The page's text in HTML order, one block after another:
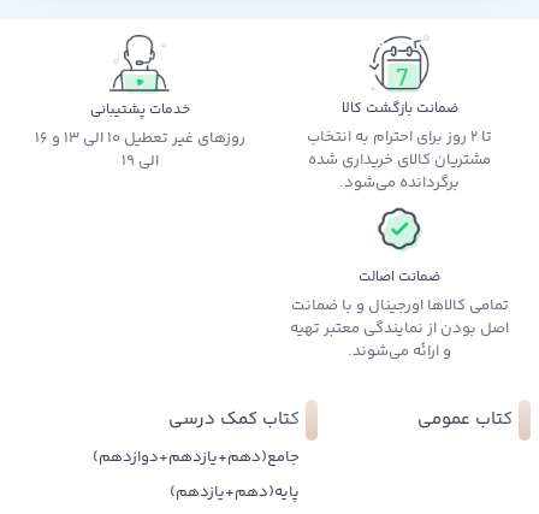
ضمانت بازگشت کالا
تا 2 روز برای احترام به انتخاب
مشتریان کالای خریداری شده
برگردانده می‌شود.
خدمات پشتیبانی
روزهای غیر تعطیل 10 الی 13 و 16
الی 19
ضمانت اصالت
تمامی کالاها اورجینال و با ضمانت
اصل بودن از نمایندگی معتبر تهیه
و ارائه می‌شوند.
کتاب عمومی کتاب کمک درسی
جامع(دهم+یازدهم+دوازدهم)
پایه(دهم+یازدهم)